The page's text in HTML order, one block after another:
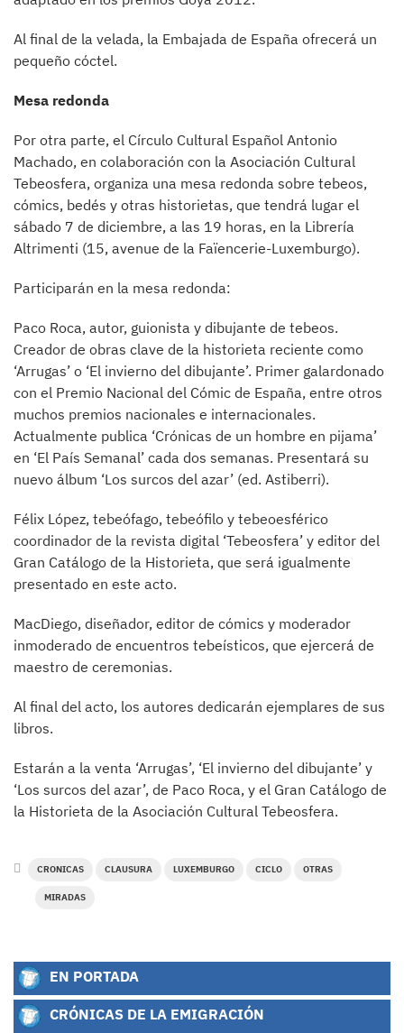
Al final de la velada, la Embajada de España ofrecerá un
pequeño cóctel.
Mesa redonda
Por otra parte, el Círculo Cultural Español Antonio
Machado, en colaboración con la Asociación Cultural
Tebeosfera, organiza una mesa redonda sobre tebeos,
cómics, bedés y otras historietas, que tendrá lugar el
sábado 7 de diciembre, a las 19 horas, en la Librería
Altrimenti (15, avenue de la Faïencerie-Luxemburgo).
Participarán en la mesa redonda:
Paco Roca, autor, guionista y dibujante de tebeos.
Creador de obras clave de la historieta reciente como
‘Arrugas’ o ‘El invierno del dibujante’. Primer galardonado
con el Premio Nacional del Cómic de España, entre otros
muchos premios nacionales e internacionales.
Actualmente publica ‘Crónicas de un hombre en pijama’
en ‘El País Semanal’ cada dos semanas. Presentará su
nuevo álbum ‘Los surcos del azar’ (ed. Astiberri).
Félix López, tebeófago, tebeófilo y tebeoesférico
coordinador de la revista digital ‘Tebeosfera’ y editor del
Gran Catálogo de la Historieta, que será igualmente
presentado en este acto.
MacDiego, diseñador, editor de cómics y moderador
inmoderado de encuentros tebeísticos, que ejercerá de
maestro de ceremonias.
Al final del acto, los autores dedicarán ejemplares de sus
libros.
Estarán a la venta ‘Arrugas’, ‘El invierno del dibujante’ y
‘Los surcos del azar’, de Paco Roca, y el Gran Catálogo de
la Historieta de la Asociación Cultural Tebeosfera.
CRONICAS CLAUSURA LUXEMBURGO CICLO OTRAS
MIRADAS
EN PORTADA
CRÓNICAS DE LA EMIGRACIÓN